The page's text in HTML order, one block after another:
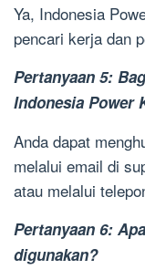
Ya, Indonesia
pencari kerja dan
Pertanyaan 5:
Indonesia Power
Anda dapat
melalui email di
atau melalui
Pertanyaan 6:
digunakan?